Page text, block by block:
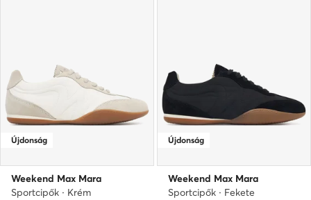
Újdonság
Weekend Max Mara
Sportcipők · Krém
Újdonság
Weekend Max Mara
Sportcipők · Fekete